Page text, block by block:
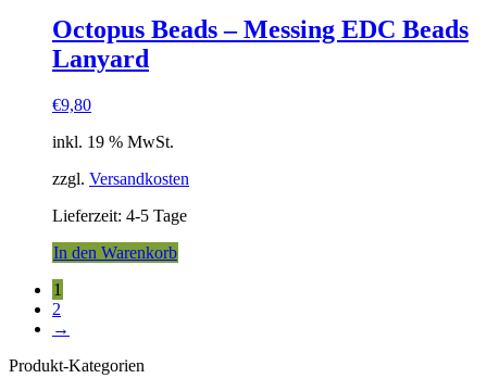
Octopus Beads – Messing EDC Beads
Lanyard
€9,80
inkl. 19 % MwSt.
zzgl. Versandkosten
Lieferzeit: 4-5 Tage
In den Warenkorb
1
2
→
Produkt-Kategorien